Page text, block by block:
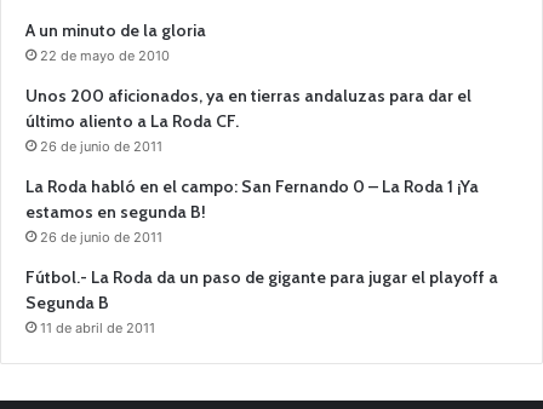
A un minuto de la gloria
22 de mayo de 2010
Unos 200 aficionados, ya en tierras andaluzas para dar el
último aliento a La Roda CF.
26 de junio de 2011
La Roda habló en el campo: San Fernando 0 – La Roda 1 ¡Ya
estamos en segunda B!
26 de junio de 2011
Fútbol.- La Roda da un paso de gigante para jugar el playoff a
Segunda B
11 de abril de 2011